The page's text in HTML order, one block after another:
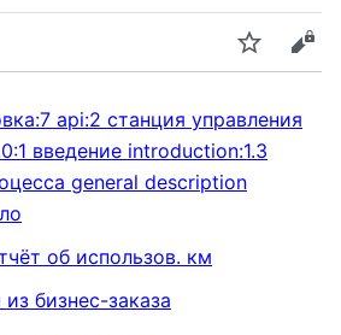
Следить
api:2 станция управления
введение introduction:1.3
general description
об использов. км
бизнес-заказа